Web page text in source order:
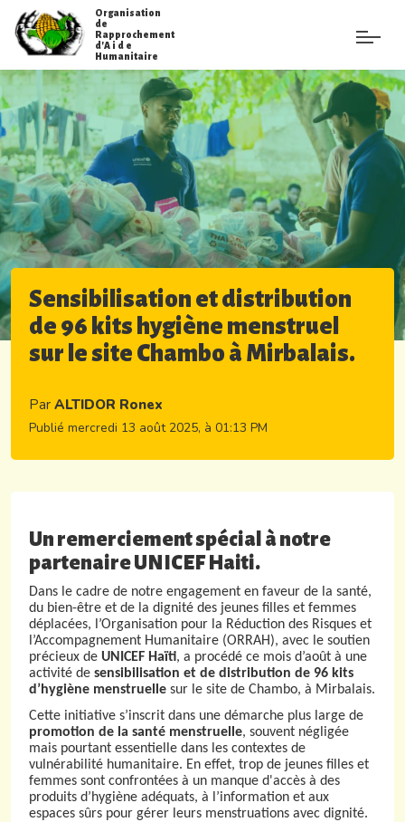
Organisation
de
Rapprochement
d'A i d e
Humanitaire
Sensibilisation et distribution
de 96 kits hygiène menstruel
sur le site Chambo à Mirbalais.
ParALTIDOR Ronex
Publié mercredi 13 août 2025, à 01:13 PM
Un remerciement spécial à notre
partenaire UNICEF Haiti.
Dans le cadre de notre engagement en faveur de la santé,
du bien-être et de la dignité des jeunes filles et femmes
déplacées, l’Organisation pour la Réduction des Risques et
l’Accompagnement Humanitaire (ORRAH), avec le soutien
précieux de UNICEF Haïti, a procédé ce mois d’août à une
activité de sensibilisation et de distribution de 96 kits
d’hygiène menstruelle sur le site de Chambo, à Mirbalais.
Cette initiative s’inscrit dans une démarche plus large de
promotion de la santé menstruelle, souvent négligée
mais pourtant essentielle dans les contextes de
vulnérabilité humanitaire. En effet, trop de jeunes filles et
femmes sont confrontées à un manque d'accès à des
produits d’hygiène adéquats, à l’information et aux
espaces sûrs pour gérer leurs menstruations avec dignité.